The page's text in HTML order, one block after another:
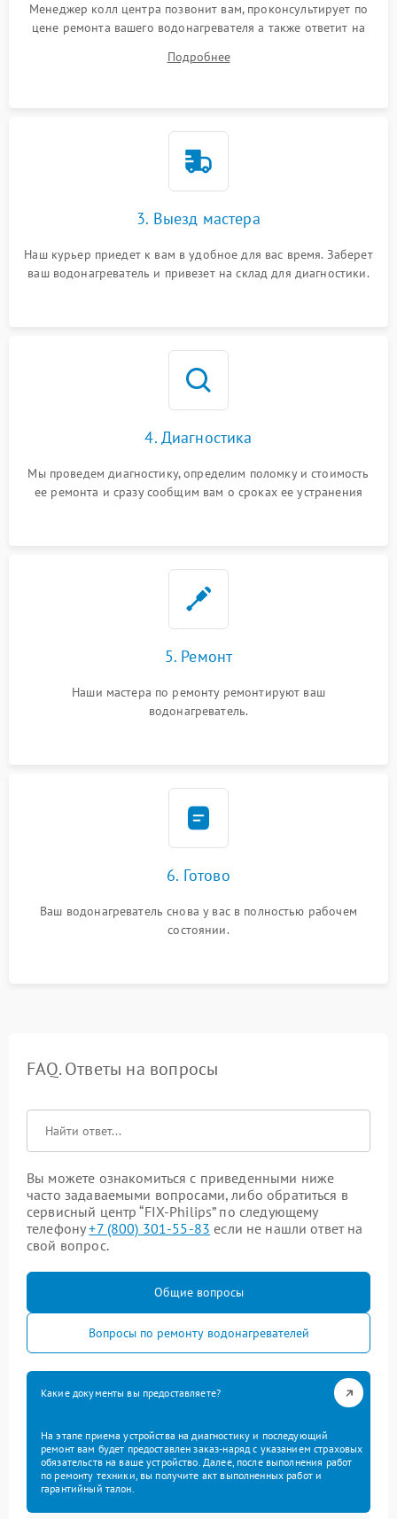
Менеджер колл центра позвонит вам, проконсультирует по
цене ремонта вашего водонагревателя а также ответит на
Подробнее
3. Выезд мастера
Наш курьер приедет к вам в удобное для вас время. Заберет
ваш водонагреватель и привезет на склад для диагностики.
4. Диагностика
Мы проведем диагностику, определим поломку и стоимость
ее ремонта и сразу сообщим вам о сроках ее устранения
5. Ремонт
Наши мастера по ремонту ремонтируют ваш
водонагреватель.
6. Готово
Ваш водонагреватель снова у вас в полностью рабочем
состоянии.
FAQ. Ответы на вопросы
Вы можете ознакомиться с приведенными ниже
часто задаваемыми вопросами, либо обратиться в
сервисный центр “FIX-Philips” по следующему
телефону+7 (800) 301-55-83 если не нашли ответ на
свой вопрос.
Общие вопросы
Вопросы по ремонту водонагревателей
Какие документы вы предоставляете?
На этапе приема устройства на диагностику и последующий
ремонт вам будет предоставлен заказ-наряд с указанием страховых
обязательств на ваше устройство. Далее, после выполнения работ
по ремонту техники, вы получите акт выполненных работ и
гарантийный талон.